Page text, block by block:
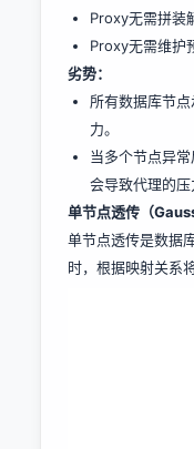
Proxy无需拼装
Proxy无需维护
劣势：
所有数据库节
力。
当多个节点异
会导致代理的压
单节点透传（
单节点透传是数据
时，根据映射关系